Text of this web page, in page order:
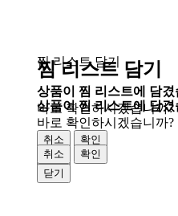
찜 리스트 담기
상품이 찜 리스트에 담겼
바로 확인하시겠습니까?
취소
확인
닫기
찜 리스트 담기
상품이 찜 리스트에 담겼
바로 확인하시겠습니까?
취소
확인
닫기